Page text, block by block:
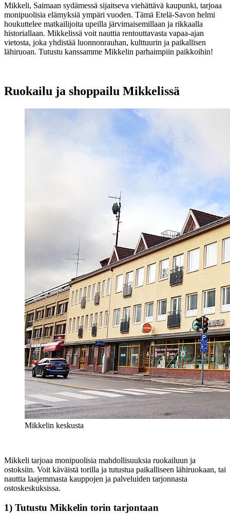
Mikkeli, Saimaan sydämessä sijaitseva viehättävä kaupunki, tarjoaa
monipuolisia elämyksiä ympäri vuoden. Tämä Etelä-Savon helmi
houkuttelee matkailijoita upeilla järvimaisemillaan ja rikkaalla
historiallaan. Mikkelissä voit nauttia rentouttavasta vapaa-ajan
vietosta, joka yhdistää luonnonrauhan, kulttuurin ja paikallisen
lähiruoan. Tutustu kanssamme Mikkelin parhaimpiin paikkoihin!
Ruokailu ja shoppailu Mikkelissä
Mikkelin keskusta
Mikkeli tarjoaa monipuolisia mahdollisuuksia ruokailuun ja
ostoksiin. Voit käväistä torilla ja tutustua paikalliseen lähiruokaan, tai
nauttia laajemmasta kauppojen ja palveluiden tarjonnasta
ostoskeskuksissa.
1) Tutustu Mikkelin torin tarjontaan